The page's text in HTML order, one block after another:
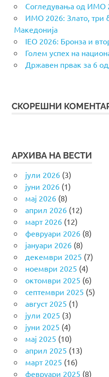
Согледувања од ИМО
ИМО 2026: Злато, три
Македонија
IEO 2026: Бронза и
Голем успех на
Државен првак за 6
СКОРЕШНИ
АРХИВА НА ВЕСТИ
јули 2026(3)
јуни 2026(1)
мај 2026(8)
април 2026(12)
март 2026(12)
февруари 2026(8)
јануари 2026(8)
декември 2025 (7)
ноември 2025 (4)
октомври 2025 (6)
септември 2025 (5)
август 2025 (1)
јули 2025 (3)
јуни 2025 (4)
мај 2025 (10)
април 2025 (13)
март 2025 (16)
февруари 2025 (8)